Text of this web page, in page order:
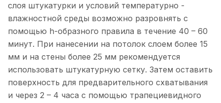
слоя штукатурки и условий температурно -
влажностной среды возможно разровнять с
помощью h-образного правила в течение 40 – 60
минут. При нанесении на потолок слоем более 15
мм и на стены более 25 мм рекомендуется
использовать штукатурную сетку. Затем оставить
поверхность для предварительного схватывания
и через 2 – 4 часа с помощью трапециевидного